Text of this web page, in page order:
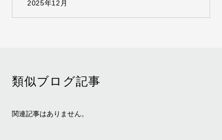
類似ブログ記事
関連記事はありません。